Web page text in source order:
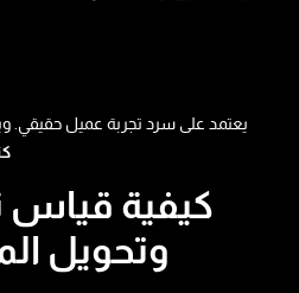
يعتمد على سرد تجربة عميل حقيقي.
كيفية قياس
وتحويل